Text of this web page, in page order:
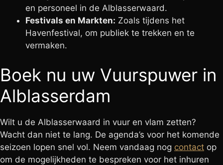
en personeel in de Alblasserwaard.
Festivals en Markten: Zoals tijdens het
Havenfestival, om publiek te trekken en te
vermaken.
Boek nu uw Vuurspuwer in
Alblasserdam
Wilt u de Alblasserwaard in vuur en vlam zetten?
Wacht dan niet te lang. De agenda’s voor het komende
seizoen lopen snel vol. Neem vandaag nog contact op
om de mogelijkheden te bespreken voor het inhuren